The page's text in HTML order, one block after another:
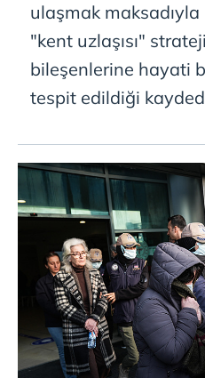
ulaşmak
"kent uzlaşısı"
bileşenlerine hayati
tespit edildiği